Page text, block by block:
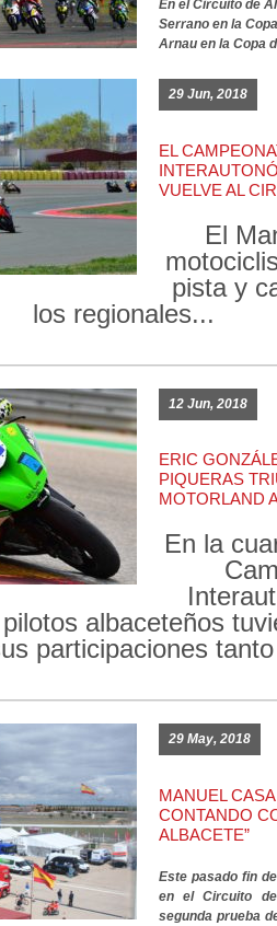
En el Circuito de
Serrano en la
Arnau en la Copa
29 Jun, 2018
EL
VUELVE AL
El
pista y
los regionales...
12 Jun, 2018
ERIC
PIQUERAS
MOTORLAND
En la
albaceteños
participaciones
29 May, 2018
MANUEL
CONTANDO
ALBACETE”
Este pasado fin
en el Circuito de
segunda prueba